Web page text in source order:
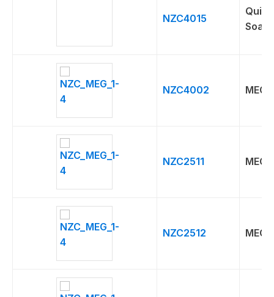
NZC4015
Soap
NZC4002 MEG
NZC2511 MEG
NZC2512 MEG